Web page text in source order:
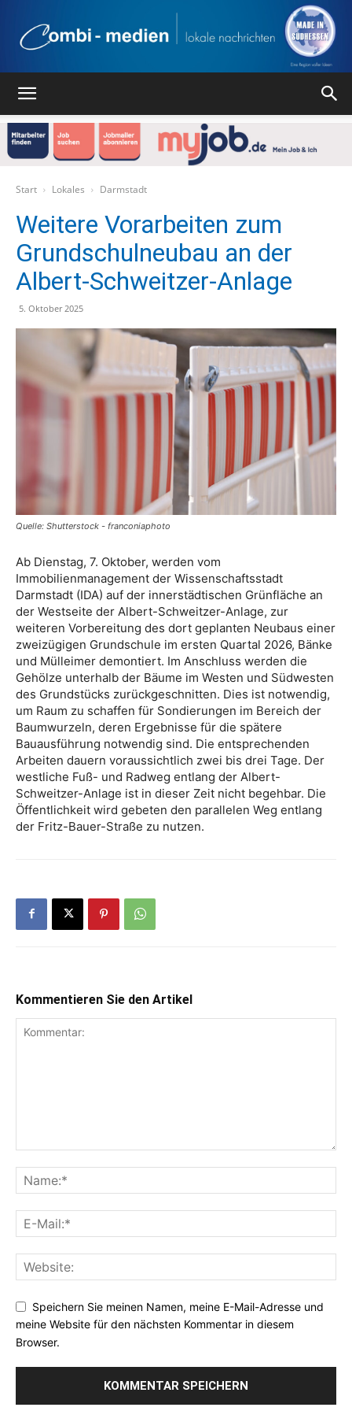
Verlag
Start Lokales Darmstadt
Weitere Vorarbeiten zum
Grundschulneubau an der
Albert-Schweitzer-Anlage
5. Oktober 2025
Quelle: Shutterstock - franconiaphoto
Ab Dienstag, 7. Oktober, werden vom
Immobilienmanagement der Wissenschaftsstadt
Darmstadt (IDA) auf der innerstädtischen Grünfläche an
der Westseite der Albert-Schweitzer-Anlage, zur
weiteren Vorbereitung des dort geplanten Neubaus einer
zweizügigen Grundschule im ersten Quartal 2026, Bänke
und Mülleimer demontiert. Im Anschluss werden die
Gehölze unterhalb der Bäume im Westen und Südwesten
des Grundstücks zurückgeschnitten. Dies ist notwendig,
um Raum zu schaffen für Sondierungen im Bereich der
Baumwurzeln, deren Ergebnisse für die spätere
Bauausführung notwendig sind. Die entsprechenden
Arbeiten dauern voraussichtlich zwei bis drei Tage. Der
westliche Fuß- und Radweg entlang der Albert-
Schweitzer-Anlage ist in dieser Zeit nicht begehbar. Die
Öffentlichkeit wird gebeten den parallelen Weg entlang
der Fritz-Bauer-Straße zu nutzen.
Kommentieren Sie den Artikel
Speichern Sie meinen Namen, meine E-Mail-Adresse und
meine Website für den nächsten Kommentar in diesem
Browser.